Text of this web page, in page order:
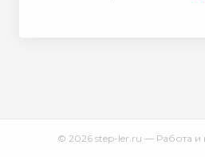
© 2026 step-ler.ru — Работа и